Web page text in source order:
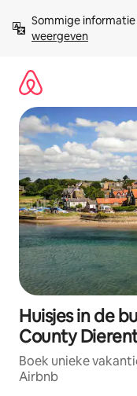
direct
naar
Sommige
weergeven
Huisjes in de
County
Boek unieke
Airbnb